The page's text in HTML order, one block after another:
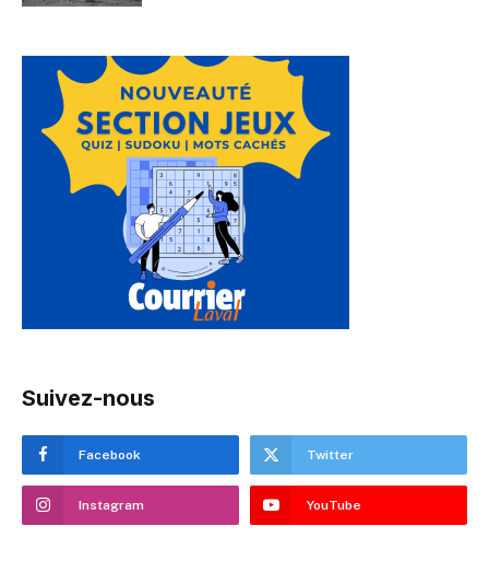
Suivez-nous
Facebook Twitter
Instagram YouTube